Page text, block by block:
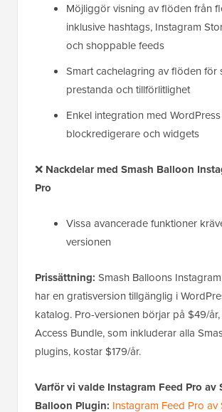
Möjliggör visning av flöden från
inklusive hashtags, Instagram
och shoppable feeds
Smart cachelagring av flöden för
prestanda och tillförlitlighet
Enkel integration med WordPress
blockredigerare och widgets
❌ Nackdelar med Smash Balloon
Pro
Vissa avancerade funktioner
versionen
Prissättning: Smash Balloons
har en gratisversion tillgänglig i
katalog. Pro-versionen börjar på $49/
Access Bundle, som inkluderar alla
plugins, kostar $179/år.
Varför vi valde Instagram Feed Pro av
Balloon Plugin: Instagram Feed Pro av